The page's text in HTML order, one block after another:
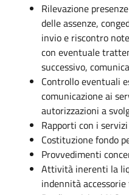
Rilevazione
delle assenze,
invio e riscontro
con eventuale
successivo,
Controllo eventuali
comunicazione ai
autorizzazioni a
Rapporti con i
Costituzione fondo
Provvedimenti
Attività inerenti la
indennità